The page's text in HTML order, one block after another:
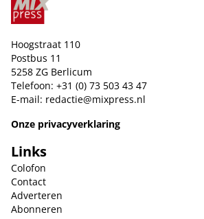
Hoogstraat 110
Postbus 11
5258 ZG Berlicum
Telefoon: +31 (0) 73 503 43 47
E-mail: redactie@mixpress.nl
Onze privacyverklaring
Links
Colofon
Contact
Adverteren
Abonneren